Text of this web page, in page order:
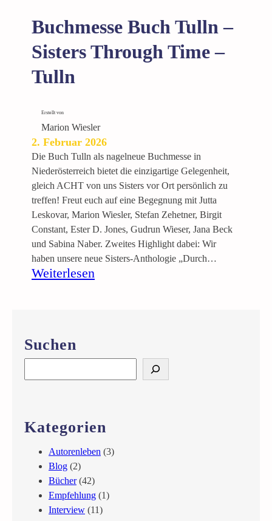
Buchmesse Buch Tulln –
Sisters Through Time –
Tulln
Erstellt von
Marion Wiesler
2. Februar 2026
Die Buch Tulln als nagelneue Buchmesse in
Niederösterreich bietet die einzigartige Gelegenheit,
gleich ACHT von uns Sisters vor Ort persönlich zu
treffen! Freut euch auf eine Begegnung mit Jutta
Leskovar, Marion Wiesler, Stefan Zehetner, Birgit
Constant, Ester D. Jones, Gudrun Wieser, Jana Beck
und Sabina Naber. Zweites Highlight dabei: Wir
haben unsere neue Sisters-Anthologie „Durch…
Weiterlesen
e
u
c
T
u
l
Suchen
e
c
Kategorien
Autorenleben (3)
Blog (2)
Bücher(42)
Empfehlung (1)
Interview (11)